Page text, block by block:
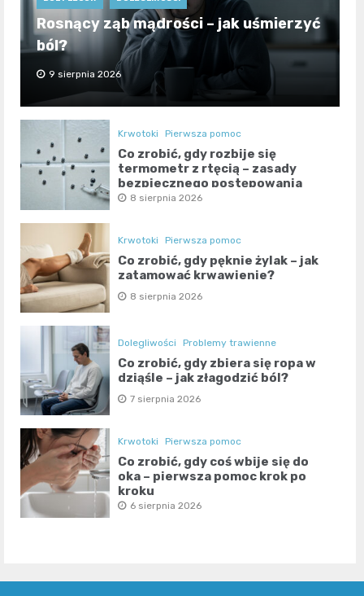
Rosnący ząb mądrości – jak uśmierzyć
ból?
9 sierpnia 2026
Krwotoki Pierwsza pomoc
Co zrobić, gdy rozbije się
termometr z rtęcią – zasady
bezpiecznego postępowania
8 sierpnia 2026
Krwotoki Pierwsza pomoc
Co zrobić, gdy pęknie żylak – jak
zatamować krwawienie?
8 sierpnia 2026
Dolegliwości Problemy trawienne
Co zrobić, gdy zbiera się ropa w
dziąśle – jak złagodzić ból?
7 sierpnia 2026
Krwotoki Pierwsza pomoc
Co zrobić, gdy coś wbije się do
oka – pierwsza pomoc krok po
kroku
6 sierpnia 2026